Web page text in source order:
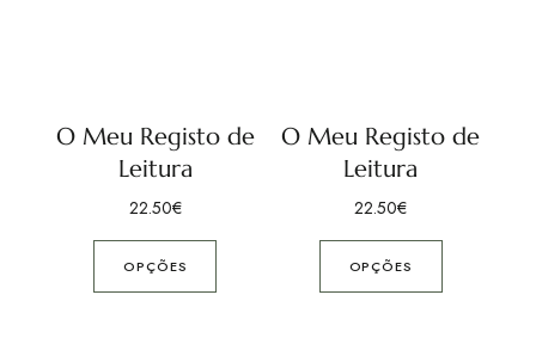
O Meu Registo de
Leitura
22.50€
OPÇÕES
O Meu Registo de
Leitura
22.50€
OPÇÕES